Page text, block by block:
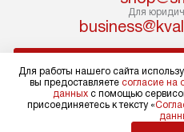
Обратите внимание на
пронести его через
сотрудники транспортной
не имеют права
Для
Политика
Условия
Для работы нашего сайта
вы предоставляете согласие на
данных с помощью
присоединяетесь к тексту «